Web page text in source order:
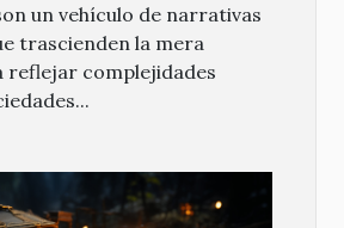
un vehículo de narrativas
trascienden la mera
reflejar complejidades